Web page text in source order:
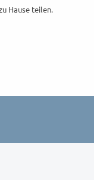
Hause teilen.